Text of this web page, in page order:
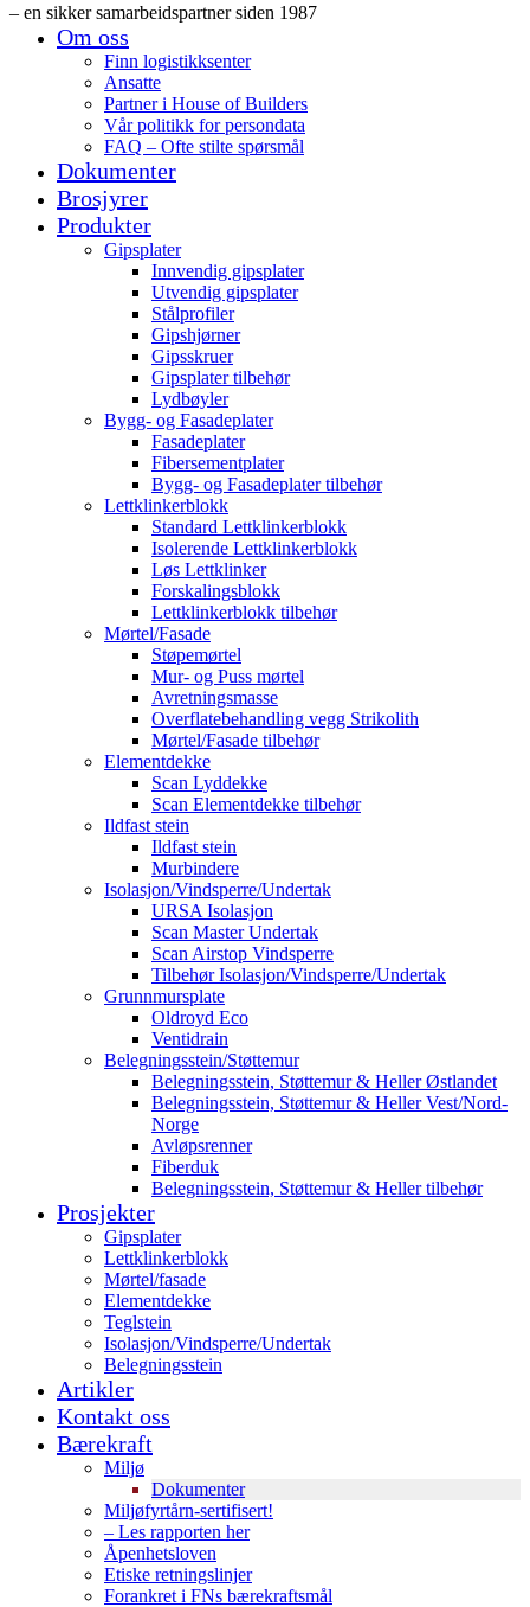
– en sikker samarbeidspartner siden 1987
Om oss
Finn logistikksenter
Ansatte
Partner i House of Builders
Vår politikk for persondata
FAQ – Ofte stilte spørsmål
Dokumenter
Brosjyrer
Produkter
Gipsplater
Innvendig gipsplater
Utvendig gipsplater
Stålprofiler
Gipshjørner
Gipsskruer
Gipsplater tilbehør
Lydbøyler
Bygg- og Fasadeplater
Fasadeplater
Fibersementplater
Bygg- og Fasadeplater tilbehør
Lettklinkerblokk
Standard Lettklinkerblokk
Isolerende Lettklinkerblokk
Løs Lettklinker
Forskalingsblokk
Lettklinkerblokk tilbehør
Mørtel/Fasade
Støpemørtel
Mur- og Puss mørtel
Avretningsmasse
Overflatebehandling vegg Strikolith
Mørtel/Fasade tilbehør
Elementdekke
Scan Lyddekke
Scan Elementdekke tilbehør
Ildfast stein
Ildfast stein
Murbindere
Isolasjon/Vindsperre/Undertak
URSA Isolasjon
Scan Master Undertak
Scan Airstop Vindsperre
Tilbehør Isolasjon/Vindsperre/Undertak
Grunnmursplate
Oldroyd Eco
Ventidrain
Belegningsstein/Støttemur
Belegningsstein, Støttemur & Heller Østlandet
Belegningsstein, Støttemur & Heller Vest/Nord-
Norge
Avløpsrenner
Fiberduk
Belegningsstein, Støttemur & Heller tilbehør
Prosjekter
Gipsplater
Lettklinkerblokk
Mørtel/fasade
Elementdekke
Teglstein
Isolasjon/Vindsperre/Undertak
Belegningsstein
Artikler
Kontakt oss
Bærekraft
Miljø
Dokumenter
Miljøfyrtårn-sertifisert!
– Les rapporten her
Åpenhetsloven
Etiske retningslinjer
Forankret i FNs bærekraftsmål